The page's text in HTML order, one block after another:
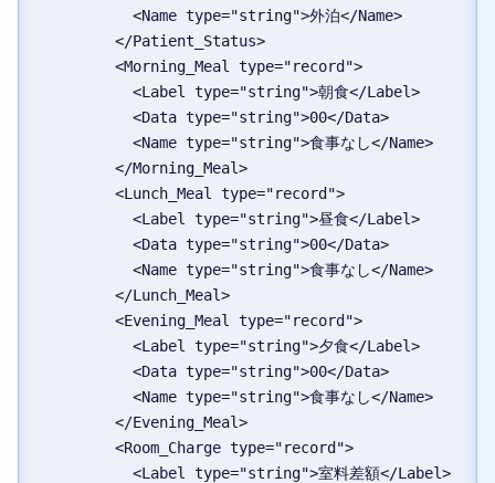
          <Name type="string">外泊</Name>
        </Patient_Status>
        <Morning_Meal type="record">
          <Label type="string">朝食</Label>
          <Data type="string">00</Data>
          <Name type="string">食事なし</Name>
        </Morning_Meal>
        <Lunch_Meal type="record">
          <Label type="string">昼食</Label>
          <Data type="string">00</Data>
          <Name type="string">食事なし</Name>
        </Lunch_Meal>
        <Evening_Meal type="record">
          <Label type="string">夕食</Label>
          <Data type="string">00</Data>
          <Name type="string">食事なし</Name>
        </Evening_Meal>
        <Room_Charge type="record">
          <Label type="string">室料差額</Label>